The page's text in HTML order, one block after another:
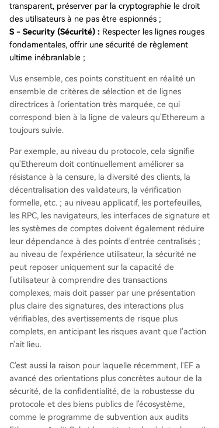
transparent, préserver par la cryptographie le droit
des utilisateurs à ne pas être espionnés ;
S - Security (Sécurité) : Respecter les lignes rouges
fondamentales, offrir une sécurité de règlement
ultime inébranlable ;
Vus ensemble, ces points constituent en réalité un
ensemble de critères de sélection et de lignes
directrices à l'orientation très marquée, ce qui
correspond bien à la ligne de valeurs qu'Ethereum a
toujours suivie.
Par exemple, au niveau du protocole, cela signifie
qu'Ethereum doit continuellement améliorer sa
résistance à la censure, la diversité des clients, la
décentralisation des validateurs, la vérification
formelle, etc. ; au niveau applicatif, les portefeuilles,
les RPC, les navigateurs, les interfaces de signature et
les systèmes de comptes doivent également réduire
leur dépendance à des points d'entrée centralisés ;
au niveau de l'expérience utilisateur, la sécurité ne
peut reposer uniquement sur la capacité de
l'utilisateur à comprendre des transactions
complexes, mais doit passer par une présentation
plus claire des signatures, des interactions plus
vérifiables, des avertissements de risque plus
complets, en anticipant les risques avant que l'action
n'ait lieu.
C'est aussi la raison pour laquelle récemment, l'EF a
avancé des orientations plus concrètes autour de la
sécurité, de la confidentialité, de la robustesse du
protocole et des biens publics de l'écosystème,
comme le programme de subvention aux audits